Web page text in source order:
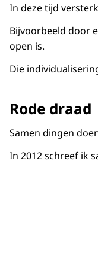
In deze tijd
Bijvoorbeeld door
open is.
Die
Rode draad
Samen dingen
In 2012 schreef ik